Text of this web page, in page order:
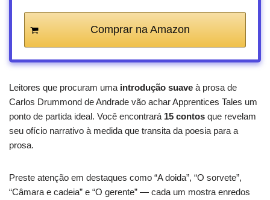
Comprar na Amazon
Leitores que procuram uma introdução suave à prosa de
Carlos Drummond de Andrade vão achar Apprentices Tales um
ponto de partida ideal. Você encontrará 15 contos que revelam
seu ofício narrativo à medida que transita da poesia para a
prosa.
Preste atenção em destaques como “A doida”, “O sorvete”,
“Câmara e cadeia” e “O gerente” — cada um mostra enredos